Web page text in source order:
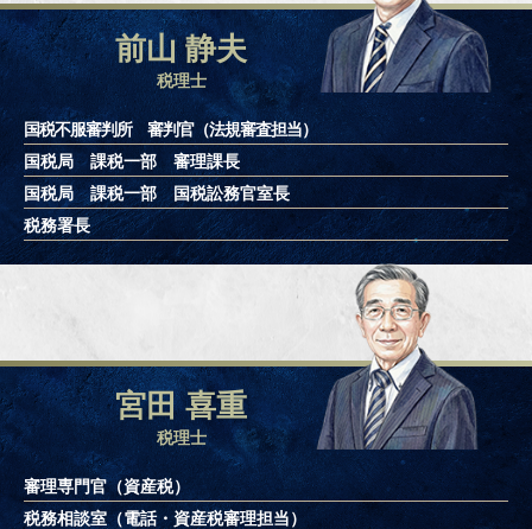
前山 静夫
税理士
国税不服審判所 審判官（法規審査担当）
国税局 課税一部 審理課長
国税局 課税一部 国税訟務官室長
税務署長
宮田 喜重
税理士
審理専門官（資産税）
税務相談室（電話・資産税審理担当）